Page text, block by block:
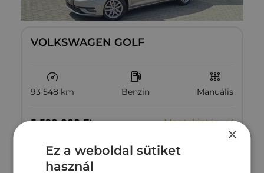
VOLKSWAGEN GOLF
93 548 km Benzin Manuális
5‏‏‎ ‎590‏‏‎ ‎000 Ft Megtekintés
×
Ez a weboldal sütiket
használ